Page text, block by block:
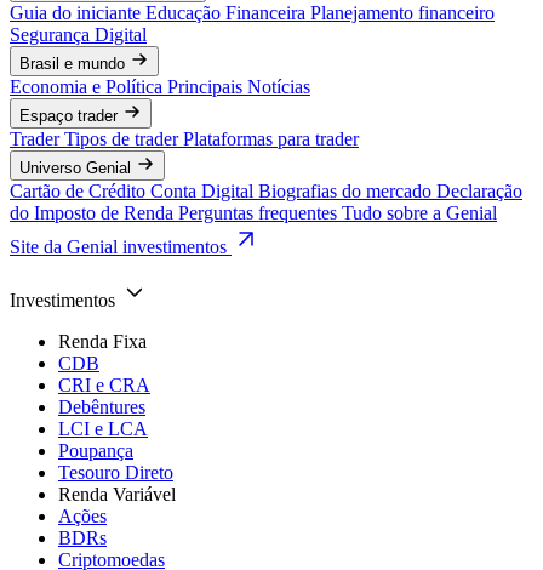
Guia do iniciante Educação Financeira Planejamento financeiro
Segurança Digital
Brasil e mundo
Economia e Política Principais Notícias
Espaço trader
TraderTipos de traderPlataformas para trader
Universo Genial
Cartão de Crédito Conta Digital Biografias do mercado Declaração
do Imposto de Renda Perguntas frequentes Tudo sobre a Genial
Site da Genial investimentos
Investimentos
Renda Fixa
CDB
CRI e CRA
Debêntures
LCI e LCA
Poupança
Tesouro Direto
Renda Variável
Ações
BDRs
Criptomoedas